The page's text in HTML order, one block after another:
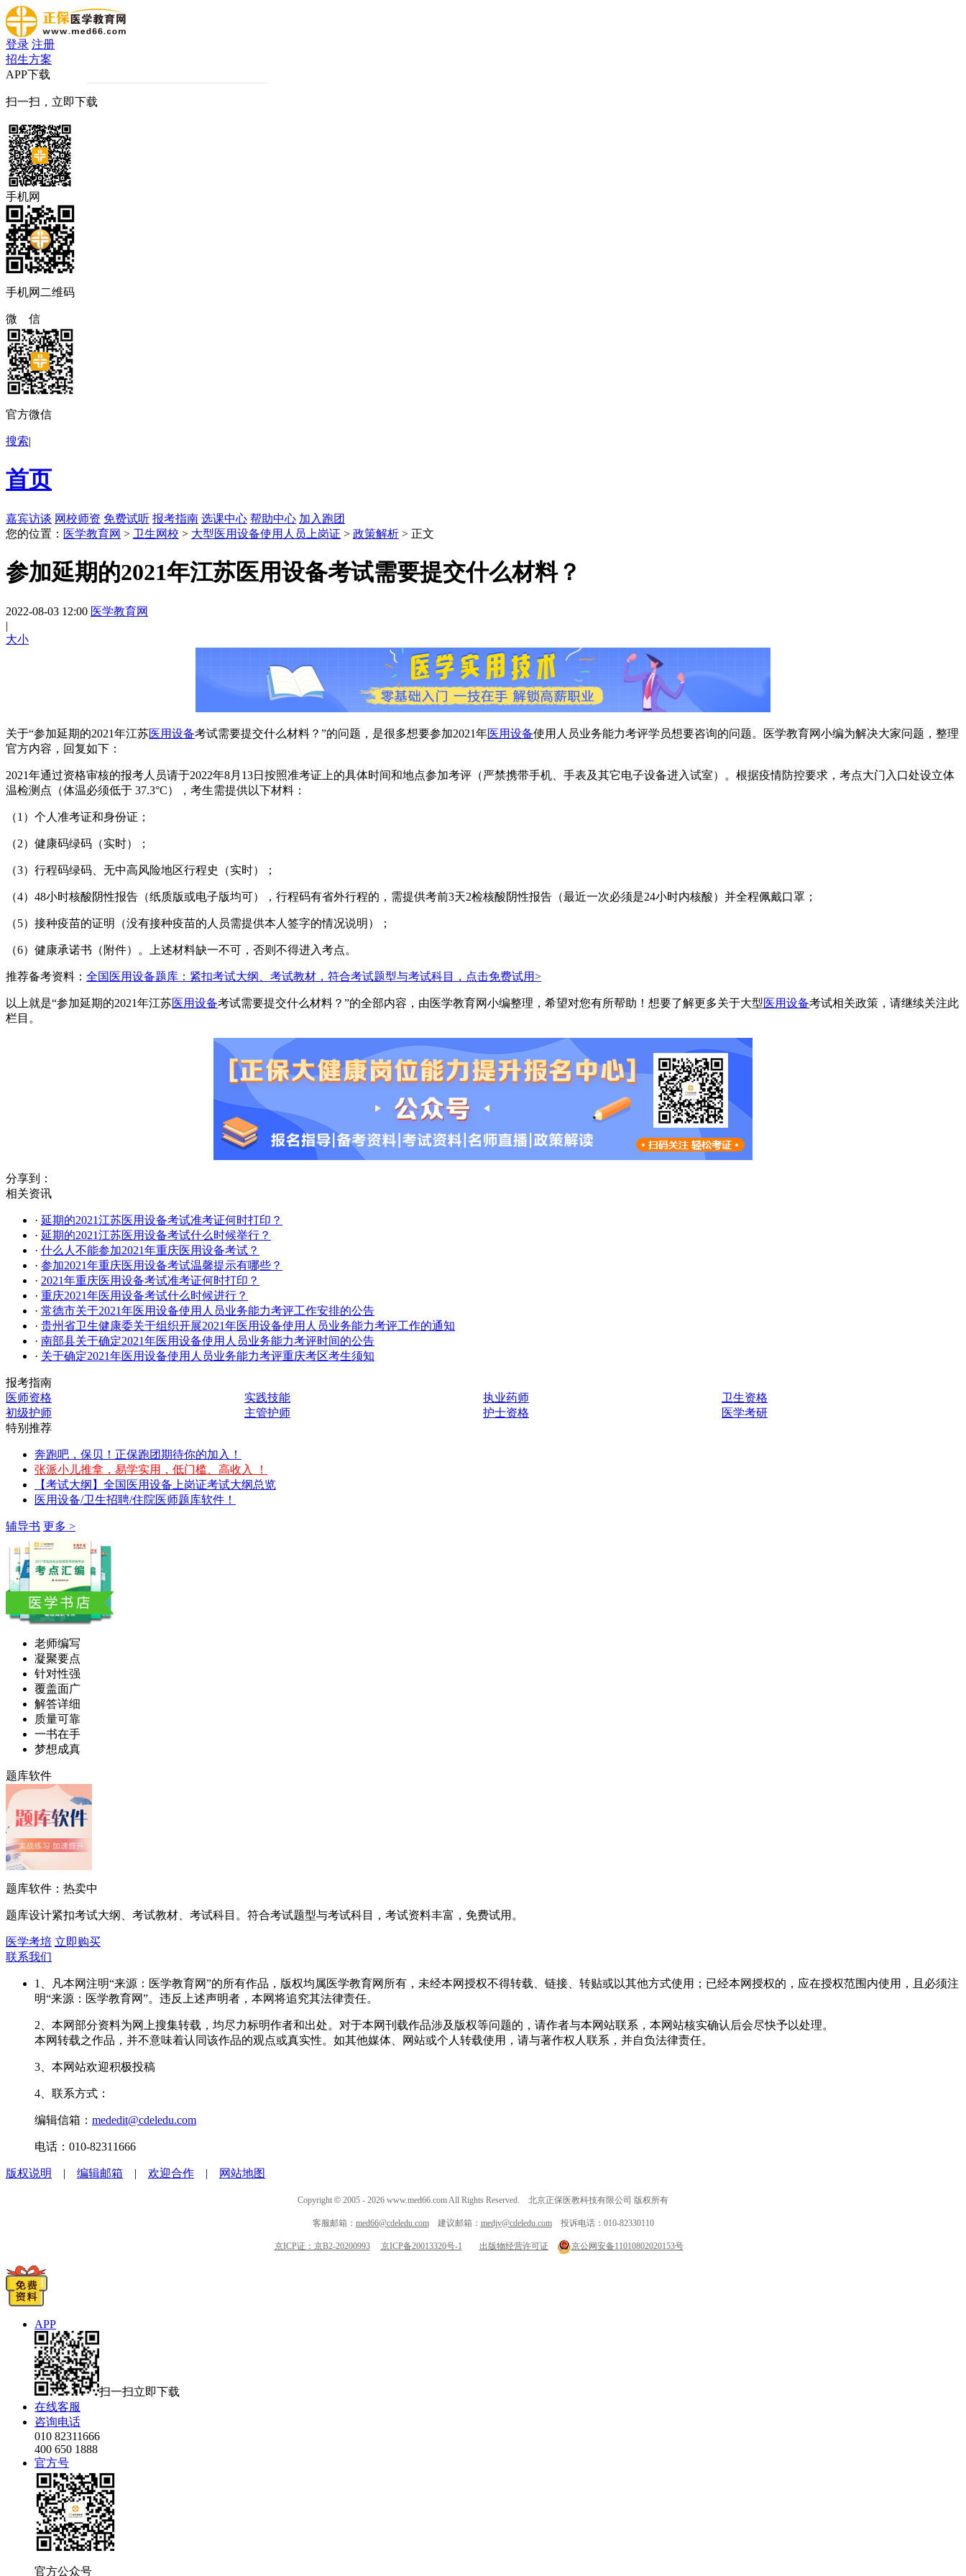
登录 注册
招生方案
APP下载
扫一扫，立即下载
手机网
手机网二维码
微 信
官方微信
搜索|
首页
嘉宾访谈 网校师资 免费试听 报考指南 选课中心 帮助中心 加入跑团
您的位置： 医学教育网 > 卫生网校 > 大型医用设备使用人员上岗证 > 政策解析 > 正文
参加延期的2021年江苏医用设备考试需要提交什么材料？
2022-08-03 12:00 医学教育网
|
大小
关于“参加延期的2021年江苏医用设备考试需要提交什么材料？”的问题，是很多想要参加2021年医用设备使用人员业务能力考评学员想要咨询的问题。医学教育网小编为解决大家问题，整理
官方内容，回复如下：
2021年通过资格审核的报考人员请于2022年8月13日按照准考证上的具体时间和地点参加考评（严禁携带手机、手表及其它电子设备进入试室）。根据疫情防控要求，考点大门入口处设立体
温检测点（体温必须低于 37.3°C），考生需提供以下材料：
（1）个人准考证和身份证；
（2）健康码绿码（实时）；
（3）行程码绿码、无中高风险地区行程史（实时）；
（4）48小时核酸阴性报告（纸质版或电子版均可），行程码有省外行程的，需提供考前3天2检核酸阴性报告（最近一次必须是24小时内核酸）并全程佩戴口罩；
（5）接种疫苗的证明（没有接种疫苗的人员需提供本人签字的情况说明）；
（6）健康承诺书（附件）。上述材料缺一不可，否则不得进入考点。
推荐备考资料： 全国医用设备题库：紧扣考试大纲、考试教材，符合考试题型与考试科目，点击免费试用>
以上就是“参加延期的2021年江苏医用设备考试需要提交什么材料？”的全部内容，由医学教育网小编整理，希望对您有所帮助！想要了解更多关于大型医用设备考试相关政策，请继续关注此
栏目。
分享到：
相关资讯
· 延期的2021江苏医用设备考试准考证何时打印？
· 延期的2021江苏医用设备考试什么时候举行？
· 什么人不能参加2021年重庆医用设备考试？
· 参加2021年重庆医用设备考试温馨提示有哪些？
· 2021年重庆医用设备考试准考证何时打印？
· 重庆2021年医用设备考试什么时候进行？
· 常德市关于2021年医用设备使用人员业务能力考评工作安排的公告
· 贵州省卫生健康委关于组织开展2021年医用设备使用人员业务能力考评工作的通知
· 南部县关于确定2021年医用设备使用人员业务能力考评时间的公告
· 关于确定2021年医用设备使用人员业务能力考评重庆考区考生须知
报考指南
医师资格
实践技能 执业药师
卫生资格
初级护师
主管护师 护士资格
医学考研
特别推荐
奔跑吧，保贝！正保跑团期待你的加入！
张派小儿推拿，易学实用，低门槛、高收入 ！
【考试大纲】全国医用设备上岗证考试大纲总览
医用设备/卫生招聘/住院医师题库软件！
辅导书 更多 >
老师编写
凝聚要点
针对性强
覆盖面广
解答详细
质量可靠
一书在手
梦想成真
题库软件
题库软件：热卖中
题库设计紧扣考试大纲、考试教材、考试科目。符合考试题型与考试科目，考试资料丰富，免费试用。
医学考培 立即购买
联系我们
1、凡本网注明“来源：医学教育网”的所有作品，版权均属医学教育网所有，未经本网授权不得转载、链接、转贴或以其他方式使用；已经本网授权的，应在授权范围内使用，且必须注
明“来源：医学教育网”。违反上述声明者，本网将追究其法律责任。
2、本网部分资料为网上搜集转载，均尽力标明作者和出处。对于本网刊载作品涉及版权等问题的，请作者与本网站联系，本网站核实确认后会尽快予以处理。
本网转载之作品，并不意味着认同该作品的观点或真实性。如其他媒体、网站或个人转载使用，请与著作权人联系，并自负法律责任。
3、本网站欢迎积极投稿
4、联系方式：
编辑信箱： mededit@cdeledu.com
电话：010-82311666
版权说明 | 编辑邮箱 | 欢迎合作 | 网站地图
Copyright © 2005 - 2026 www.med66.com All Rights Reserved. 北京正保医教科技有限公司 版权所有
客服邮箱： med66@cdeledu.com建议邮箱： medjy@cdeledu.com投诉电话：010-82330110
京ICP证：京B2-20200993 京ICP备20013320号-1 出版物经营许可证 京公网安备11010802020153号
APP
扫一扫立即下载
在线客服
咨询电话
010 82311666
400 650 1888
官方号
官方公众号